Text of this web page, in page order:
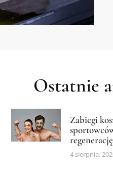
Ostatnie
Zabiegi
regenerację
4 sierpnia,